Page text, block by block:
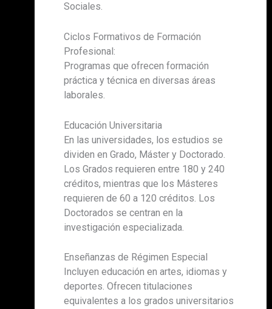
Sociales.
Ciclos Formativos de Formación
Profesional:
Programas que ofrecen formación
práctica y técnica en diversas áreas
laborales.
Educación Universitaria
En las universidades, los estudios se
dividen en Grado, Máster y Doctorado.
Los Grados requieren entre 180 y 240
créditos, mientras que los Másteres
requieren de 60 a 120 créditos. Los
Doctorados se centran en la
investigación especializada.
Enseñanzas de Régimen Especial
Incluyen educación en artes, idiomas y
deportes. Ofrecen titulaciones
equivalentes a los grados universitarios